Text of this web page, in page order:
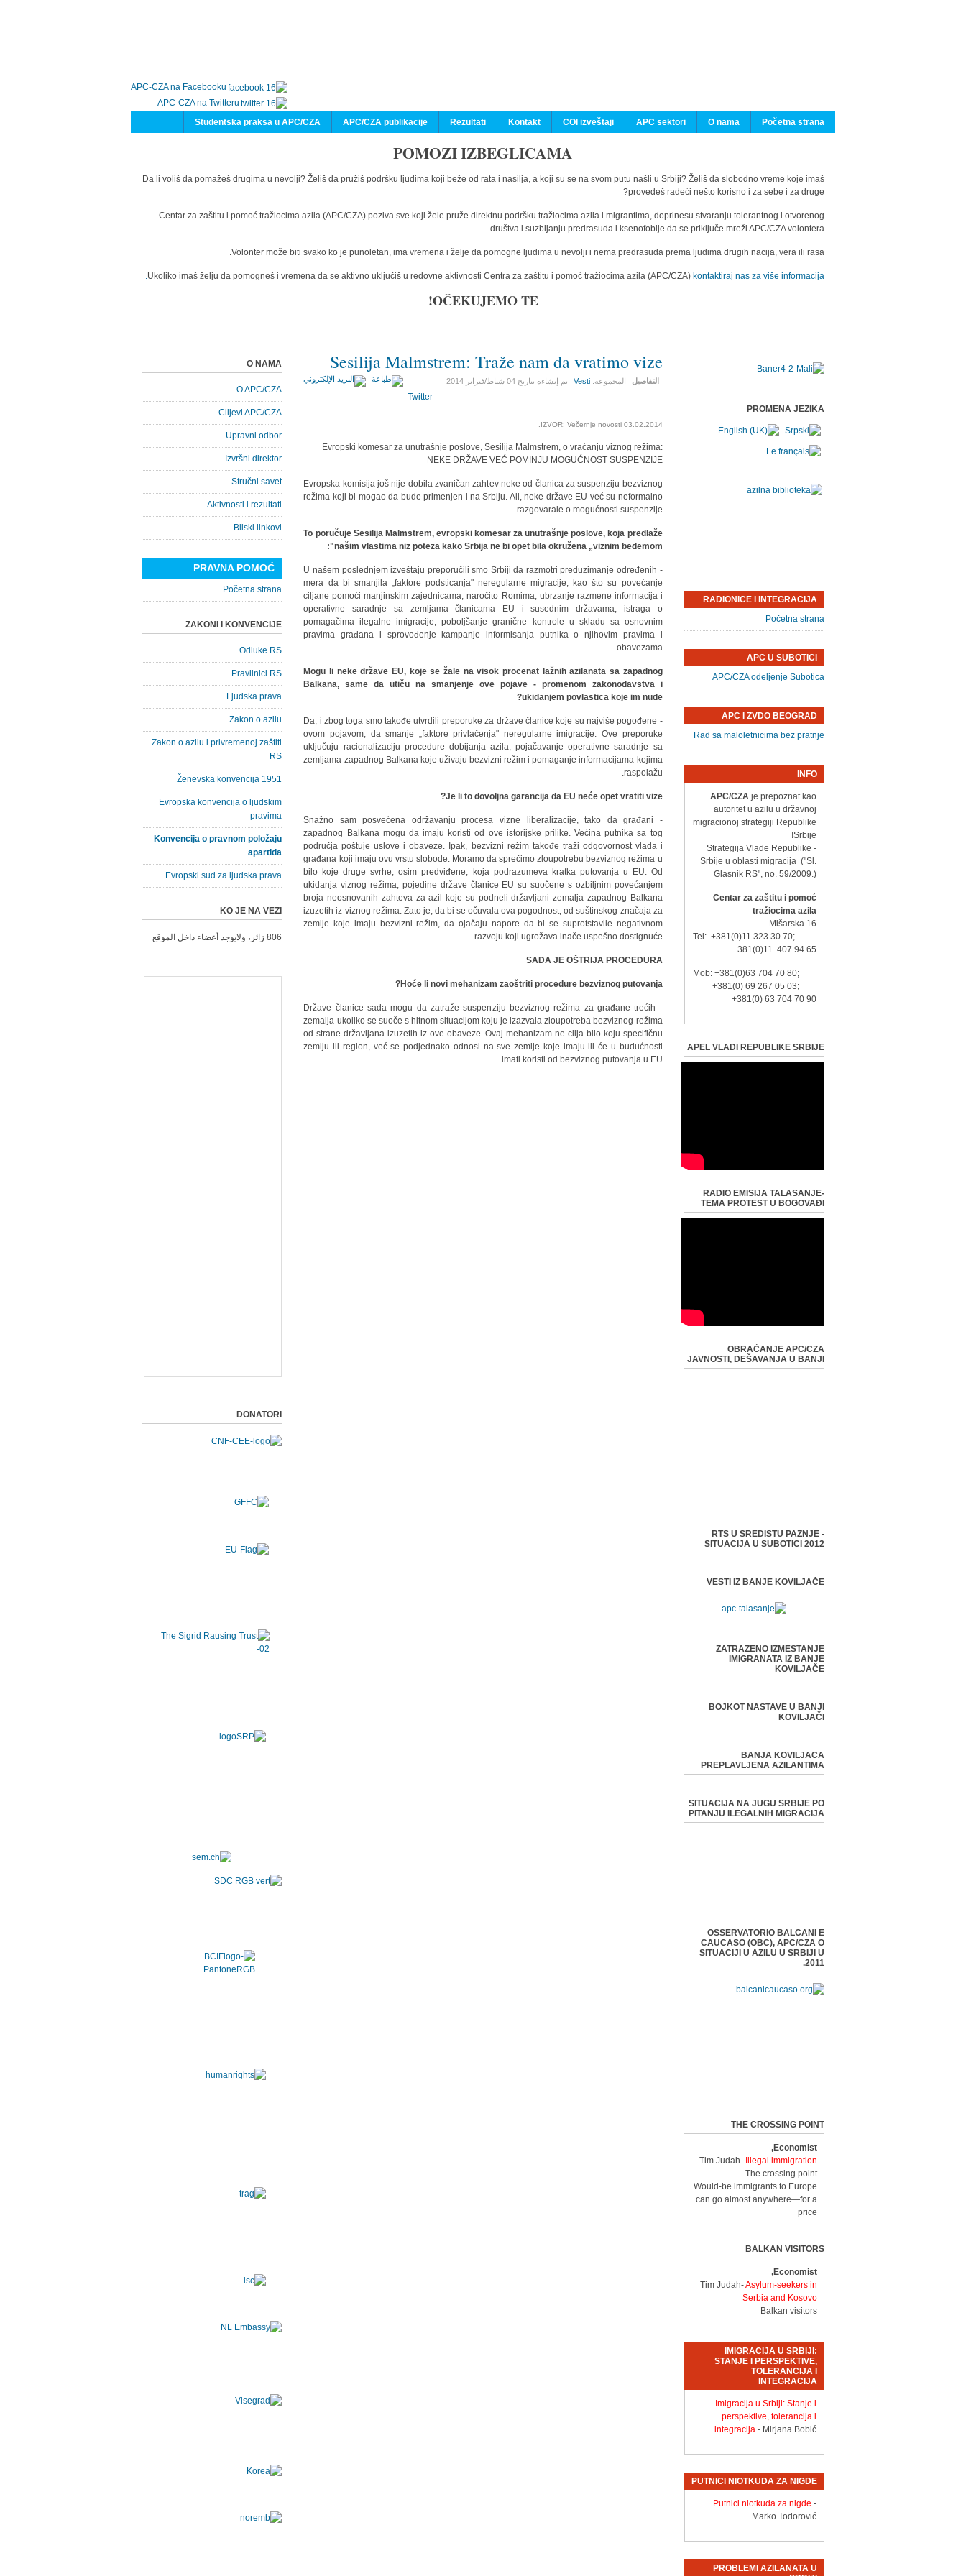
APC-CZA na Facebooku
APC-CZA na Twitteru
Početna strana
O nama
APC sektori
COI izveštaji
Kontakt
Rezultati
APC/CZA publikacije
Studentska praksa u APC/CZA
POMOZI IZBEGLICAMA
Da li voliš da pomažeš drugima u nevolji? Želiš da pružiš podršku ljudima koji beže od rata i nasilja, a koji su se na svom putu našli u Srbiji? Želiš da slobodno vreme koje imaš
provedeš radeći nešto korisno i za sebe i za druge?
Centar za zaštitu i pomoć tražiocima azila (APC/CZA) poziva sve koji žele pruže direktnu podršku tražiocima azila i migrantima, doprinesu stvaranju tolerantnog i otvorenog
društva i suzbijanju predrasuda i ksenofobije da se priključe mreži APC/CZA volontera.
Volonter može biti svako ko je punoletan, ima vremena i želje da pomogne ljudima u nevolji i nema predrasuda prema ljudima drugih nacija, vera ili rasa.
Ukoliko imaš želju da pomogneš i vremena da se aktivno uključiš u redovne aktivnosti Centra za zaštitu i pomoć tražiocima azila (APC/CZA) kontaktiraj nas za više informacija.
OČEKUJEMO TE!
Sesilija Malmstrem: Traže nam da vratimo vize
التفاصيل المجموعة:Vesti تم إنشاءه بتاريخ04 شباط/فبراير 2014
Twitter
IZVOR: Večernje novosti 03.02.2014.
Evropski komesar za unutrašnje poslove, Sesilija Malmstrem, o vraćanju viznog režima:
NEKE DRŽAVE VEĆ POMINJU MOGUĆNOST SUSPENZIJE
Evropska komisija još nije dobila zvaničan zahtev neke od članica za suspenziju bezviznog
režima koji bi mogao da bude primenjen i na Srbiju. Ali, neke države EU već su neformalno
razgovarale o mogućnosti suspenzije.
To poručuje Sesilija Malmstrem, evropski komesar za unutrašnje poslove, koja predlaže
našim vlastima niz poteza kako Srbija ne bi opet bila okružena „viznim bedemom":
- U našem poslednjem izveštaju preporučili smo Srbiji da razmotri preduzimanje određenih
mera da bi smanjila „faktore podsticanja" neregularne migracije, kao što su povećanje
ciljane pomoći manjinskim zajednicama, naročito Romima, ubrzanje razmene informacija i
operativne saradnje sa zemljama članicama EU i susednim državama, istraga o
pomagačima ilegalne imigracije, poboljšanje granične kontrole u skladu sa osnovnim
pravima građana i sprovođenje kampanje informisanja putnika o njihovim pravima i
obavezama.
Mogu li neke države EU, koje se žale na visok procenat lažnih azilanata sa zapadnog
Balkana, same da utiču na smanjenje ove pojave - promenom zakonodavstva i
ukidanjem povlastica koje im nude?
- Da, i zbog toga smo takođe utvrdili preporuke za države članice koje su najviše pogođene
ovom pojavom, da smanje „faktore privlačenja" neregularne imigracije. Ove preporuke
uključuju racionalizaciju procedure dobijanja azila, pojačavanje operativne saradnje sa
zemljama zapadnog Balkana koje uživaju bezvizni režim i pomaganje informacijama kojima
raspolažu.
Je li to dovoljna garancija da EU neće opet vratiti vize?
- Snažno sam posvećena održavanju procesa vizne liberalizacije, tako da građani
zapadnog Balkana mogu da imaju koristi od ove istorijske prilike. Većina putnika sa tog
područja poštuje uslove i obaveze. Ipak, bezvizni režim takođe traži odgovornost vlada i
građana koji imaju ovu vrstu slobode. Moramo da sprečimo zloupotrebu bezviznog režima u
bilo koje druge svrhe, osim predviđene, koja podrazumeva kratka putovanja u EU. Od
ukidanja viznog režima, pojedine države članice EU su suočene s ozbiljnim povećanjem
broja neosnovanih zahteva za azil koje su podneli državljani zemalja zapadnog Balkana
izuzetih iz viznog režima. Zato je, da bi se očuvala ova pogodnost, od suštinskog značaja za
zemlje koje imaju bezvizni režim, da ojačaju napore da bi se suprotstavile negativnom
razvoju koji ugrožava inače uspešno dostignuće.
SADA JE OŠTRIJA PROCEDURA
Hoće li novi mehanizam zaoštriti procedure bezviznog putovanja?
- Države članice sada mogu da zatraže suspenziju bezviznog režima za građane trećih
zemalja ukoliko se suoče s hitnom situacijom koju je izazvala zloupotreba bezviznog režima
od strane državljana izuzetih iz ove obaveze. Ovaj mehanizam ne cilja bilo koju specifičnu
zemlju ili region, već se podjednako odnosi na sve zemlje koje imaju ili će u budućnosti
imati koristi od bezviznog putovanja u EU.
O NAMA
O APC/CZA
Ciljevi APC/CZA
Upravni odbor
Izvršni direktor
Stručni savet
Aktivnosti i rezultati
Bliski linkovi
PRAVNA POMOĆ
Početna strana
ZAKONI I KONVENCIJE
Odluke RS
Pravilnici RS
Ljudska prava
Zakon o azilu
Zakon o azilu i privremenoj zaštiti
RS
Ženevska konvencija 1951
Evropska konvencija o ljudskim
pravima
Konvencija o pravnom položaju
apartida
Evropski sud za ljudska prava
KO JE NA VEZI
806 زائر، ولايوجد أعضاء داخل الموقع
DONATORI
PROMENA JEZIKA
RADIONICE I INTEGRACIJA
Početna strana
APC U SUBOTICI
APC/CZA odeljenje Subotica
APC I ZVDO BEOGRAD
Rad sa maloletnicima bez pratnje
INFO
APC/CZA je prepoznat kao
autoritet u azilu u državnoj
migracionoj strategiji Republike
Srbije!
- Strategija Vlade Republike
Srbije u oblasti migracija ("Sl.
Glasnik RS", no. 59/2009.)
Centar za zaštitu i pomoć
tražiocima azila
Mišarska 16
Tel: +381(0)11 323 30 70;
+381(0)11 407 94 65
Mob: +381(0)63 704 70 80;
+381(0) 69 267 05 03;
+381(0) 63 704 70 90
APEL VLADI REPUBLIKE SRBIJE
RADIO EMISIJA TALASANJE-
TEMA PROTEST U BOGOVAĐI
OBRAĆANJE APC/CZA
JAVNOSTI, DEŠAVANJA U BANJI
RTS U SREDISTU PAZNJE -
SITUACIJA U SUBOTICI 2012
VESTI IZ BANJE KOVILJAČE
ZATRAZENO IZMESTANJE
IMIGRANATA IZ BANJE
KOVILJAČE
BOJKOT NASTAVE U BANJI
KOVILJAČI
BANJA KOVILJACA
PREPLAVLJENA AZILANTIMA
SITUACIJA NA JUGU SRBIJE PO
PITANJU ILEGALNIH MIGRACIJA
OSSERVATORIO BALCANI E
CAUCASO (OBC), APC/CZA O
SITUACIJI U AZILU U SRBIJI U
2011.
THE CROSSING POINT
Economist,
Tim Judah-
Illegal immigration
The crossing point
Would-be immigrants to Europe
can go almost anywhere—for a
price
BALKAN VISITORS
Economist,
Tim Judah-Asylum-seekers in
Serbia and Kosovo
Balkan visitors
IMIGRACIJA U SRBIJI:
STANJE I PERSPEKTIVE,
TOLERANCIJA I
INTEGRACIJA
Imigracija u Srbiji: Stanje i
perspektive, tolerancija i
integracija - Mirjana Bobić
PUTNICI NIOTKUDA ZA NIGDE
Putnici niotkuda za nigde -
Marko Todorović
PROBLEMI AZILANATA U